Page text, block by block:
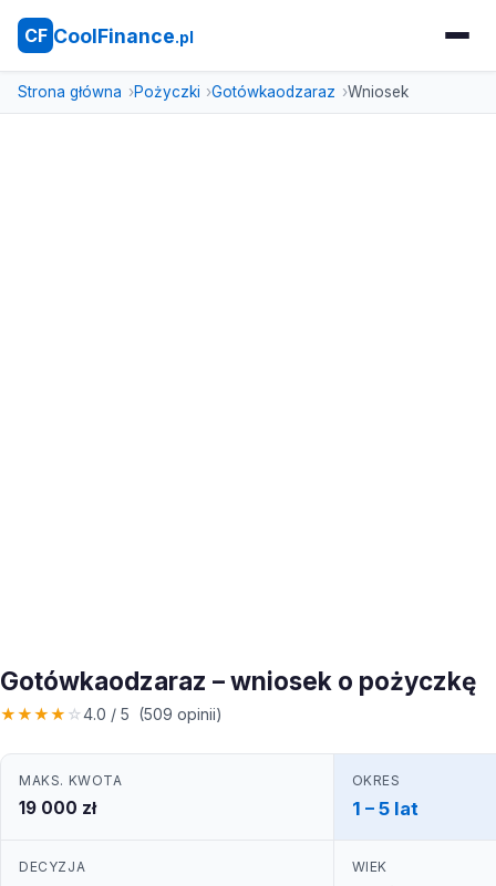
CF CoolFinance.pl
Strona główna Pożyczki Gotówkaodzaraz Wniosek
Gotówkaodzaraz – wniosek o pożyczkę
★★★★ ☆4.0 / 5 (509 opinii)
MAKS. KWOTA
19 000 zł
OKRES
1 – 5 lat
DECYZJA WIEK